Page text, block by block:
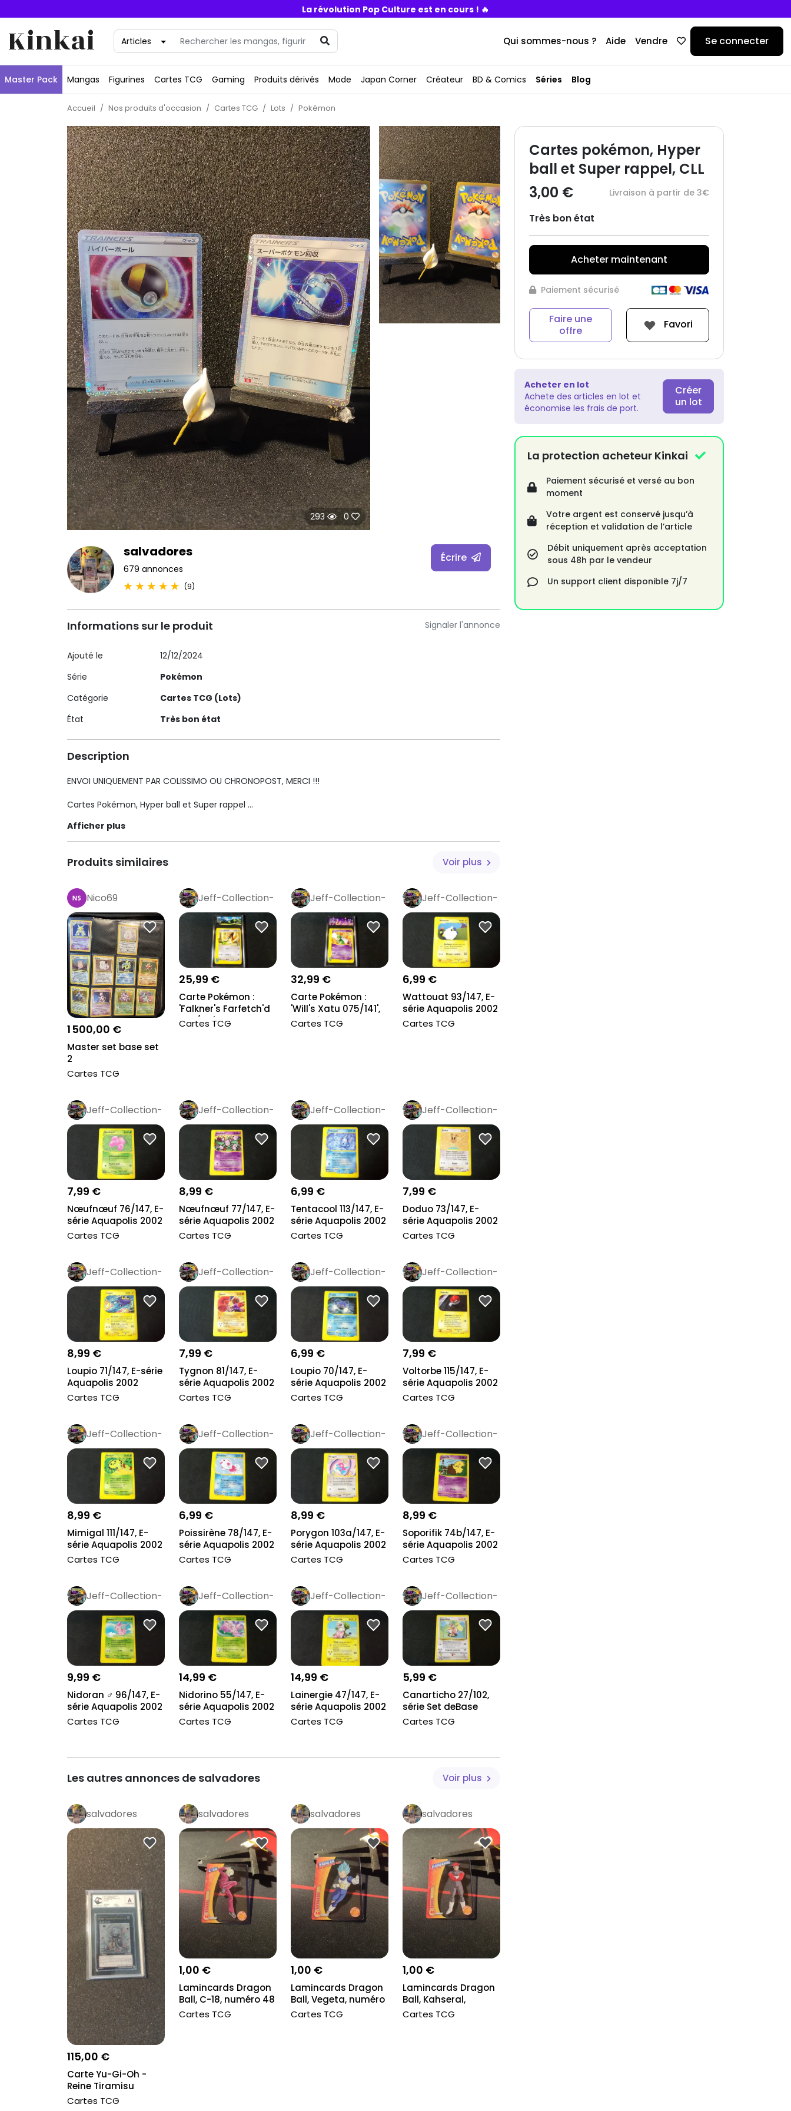
La révolution Pop Culture est en cours ! 🔥
Kinkai Qui sommes-nous ? Aide Vendre Se connecter
Master Pack Mangas Figurines Cartes TCG Gaming Produits dérivés Mode Japan Corner Créateur BD & Comics Séries Blog
Accueil Nos produits d'occasion Cartes TCG Lots Pokémon
293 0
salvadores
679 annonces
(9)
Écrire
Signaler l'annonce
Informations sur le produit
Ajouté le
12/12/2024
Série
Pokémon
Catégorie
Cartes TCG (Lots)
État
Très bon état
Description
ENVOI UNIQUEMENT PAR COLISSIMO OU CHRONOPOST, MERCI !!!
Cartes Pokémon, Hyper ball et Super rappel
Officiel !
État : excellent
Afficher plus
Produits similaires Voir plus
Nico69
1 500,00 €
Master set base set
2
Cartes TCG
Jeff-Collection-
Rétro Pro
25,99 €
Carte Pokémon :
'Falkner's Farfetch'd
003/141', Gr...
Cartes TCG
Jeff-Collection-
Rétro Pro
32,99 €
Carte Pokémon :
'Will's Xatu 075/141',
Gradé Colle...
Cartes TCG
Jeff-Collection-
Rétro Pro
6,99 €
Wattouat 93/147, E-
série Aquapolis 2002
Cartes TCG
Jeff-Collection-
Rétro Pro
7,99 €
Nœufnœuf 76/147, E-
série Aquapolis 2002
Cartes TCG
Jeff-Collection-
Rétro Pro
8,99 €
Nœufnœuf 77/147, E-
série Aquapolis 2002
Cartes TCG
Jeff-Collection-
Rétro Pro
6,99 €
Tentacool 113/147, E-
série Aquapolis 2002
Cartes TCG
Jeff-Collection-
Rétro Pro
7,99 €
Doduo 73/147, E-
série Aquapolis 2002
Cartes TCG
Jeff-Collection-
Rétro Pro
8,99 €
Loupio 71/147, E-série
Aquapolis 2002
Cartes TCG
Jeff-Collection-
Rétro Pro
7,99 €
Tygnon 81/147, E-
série Aquapolis 2002
Cartes TCG
Jeff-Collection-
Rétro Pro
6,99 €
Loupio 70/147, E-
série Aquapolis 2002
Cartes TCG
Jeff-Collection-
Rétro Pro
7,99 €
Voltorbe 115/147, E-
série Aquapolis 2002
Cartes TCG
Jeff-Collection-
Rétro Pro
8,99 €
Mimigal 111/147, E-
série Aquapolis 2002
Cartes TCG
Jeff-Collection-
Rétro Pro
6,99 €
Poissirène 78/147, E-
série Aquapolis 2002
Cartes TCG
Jeff-Collection-
Rétro Pro
8,99 €
Porygon 103a/147, E-
série Aquapolis 2002
Cartes TCG
Jeff-Collection-
Rétro Pro
8,99 €
Soporifik 74b/147, E-
série Aquapolis 2002
Cartes TCG
Jeff-Collection-
Rétro Pro
9,99 €
Nidoran ♂ 96/147, E-
série Aquapolis 2002
Cartes TCG
Jeff-Collection-
Rétro Pro
14,99 €
Nidorino 55/147, E-
série Aquapolis 2002
Cartes TCG
Jeff-Collection-
Rétro Pro
14,99 €
Lainergie 47/147, E-
série Aquapolis 2002
Cartes TCG
Jeff-Collection-
Rétro Pro
5,99 €
Canarticho 27/102,
série Set deBase
Cartes TCG
Les autres annonces de salvadores Voir plus
salvadores
115,00 €
Carte Yu-Gi-Oh -
Reine Tiramisu
Magidolce - CCC g...
Cartes TCG
salvadores
1,00 €
Lamincards Dragon
Ball, C-18, numéro 48
Cartes TCG
salvadores
1,00 €
Lamincards Dragon
Ball, Vegeta, numéro
27
Cartes TCG
salvadores
1,00 €
Lamincards Dragon
Ball, Kahseral,
numéro 111
Cartes TCG
Cartes pokémon, Hyper
ball et Super rappel, CLL
3,00 €
Livraison à partir de 3€
Très bon état
Acheter maintenant
Paiement sécurisé
Faire une
offre
Favori
Acheter en lot
Achete des articles en lot et
économise les frais de port.
Créer
un lot
La protection acheteur Kinkai
Paiement sécurisé et versé au bon
moment
Votre argent est conservé jusqu’à
réception et validation de l’article
Débit uniquement après acceptation
sous 48h par le vendeur
Un support client disponible 7j/7